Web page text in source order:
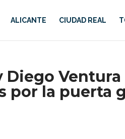
ALICANTE CIUDAD REAL
Diego
por la puerta